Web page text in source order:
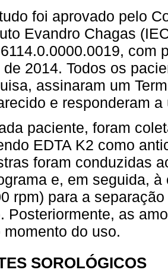
foi aprovado pelo
Evandro Chagas
com
de 2014. Todos os
assinaram um
e responderam
paciente, foram
EDTA K2 como
foram conduzidas
e, em seguida,
rpm) para a
Posteriormente, as
momento do uso.
SOROLÓGICOS